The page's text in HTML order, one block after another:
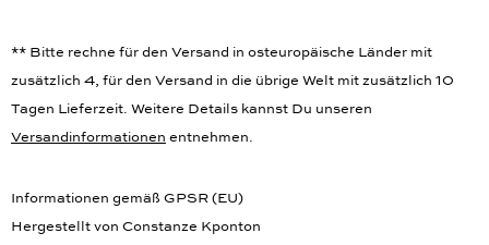
** Bitte rechne für den Versand in osteuropäische Länder mit
zusätzlich 4, für den Versand in die übrige Welt mit zusätzlich 10
Tagen Lieferzeit. Weitere Details kannst Du unseren
Versandinformationen entnehmen.
Informationen gemäß GPSR (EU)
Hergestellt von Constanze Kponton